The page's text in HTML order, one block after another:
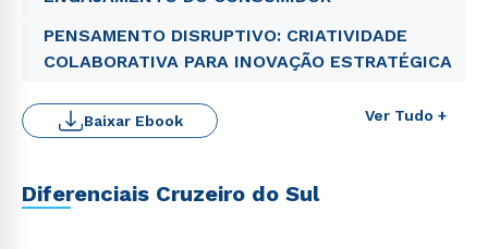
PENSAMENTO DISRUPTIVO: CRIATIVIDADE
COLABORATIVA PARA INOVAÇÃO ESTRATÉGICA
Ver Tudo +
Baixar Ebook
Diferenciais Cruzeiro do Sul
WhatsApp
ou